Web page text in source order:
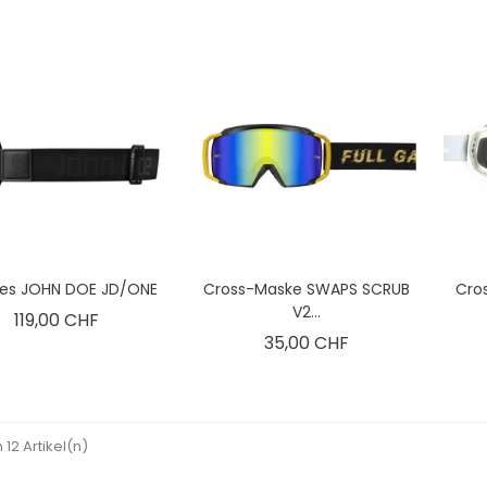
in die Welt der
Plasma vs. Dainese Smart
JOHN DOE JD/ONE
119,00 CHFPreis
Cross-Maske SWAPS SCRUB
V2...
35,00 CHF
12 Artikel(n)